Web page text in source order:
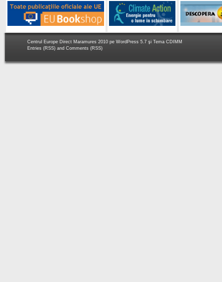
Centrul Europe Direct Maramures 2010 pe WordPress 5.7 şi Tema CDIMM
Entries (RSS) and Comments (RSS)